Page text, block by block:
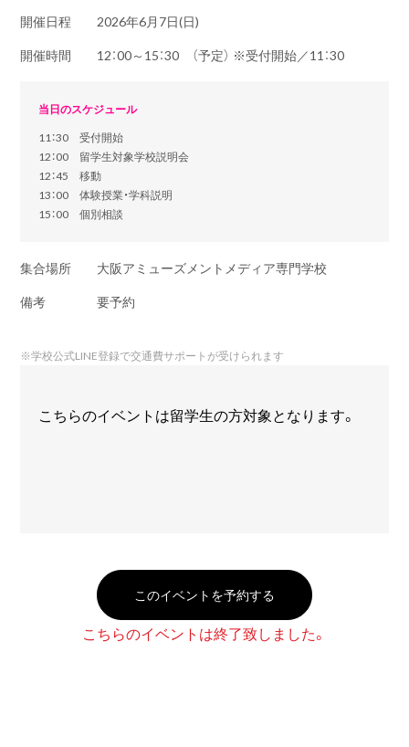
開催日程
2026年6月7日(日)
開催時間
12：00～15：30 （予定） ※受付開始／11：30
当日のスケジュール
11：30 受付開始
12：00 留学生対象学校説明会
12：45 移動
13：00 体験授業・学科説明
15：00 個別相談
集合場所
大阪アミューズメントメディア専門学校
備考
要予約
※学校公式LINE登録で交通費サポートが受けられます
こちらのイベントは留学生の方対象となります。
このイベントを予約する
こちらのイベントは終了致しました。